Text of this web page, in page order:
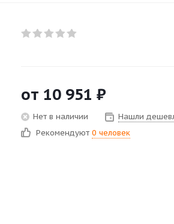
от 10 951 ₽
Нет в наличии
Нашли
Рекомендуют 0 человек